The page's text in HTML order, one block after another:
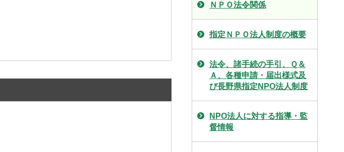
ＮＰＯ法令関係
指定ＮＰＯ法人制度の概要
法令、諸手続の手引、Ｑ＆
Ａ、各種申請・届出様式及
び長野県指定NPO法人制度
NPO法人に対する指導・監
督情報